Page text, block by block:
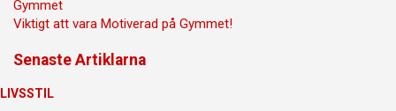
Gymmet
Viktigt att vara Motiverad på Gymmet!
Senaste Artiklarna
LIVSSTIL